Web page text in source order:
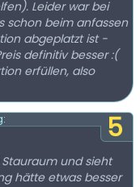
bei
schon beim anfassen
abgeplatzt ist -
definitiv besser :(
erfüllen, also
5
und sieht
hätte etwas besser